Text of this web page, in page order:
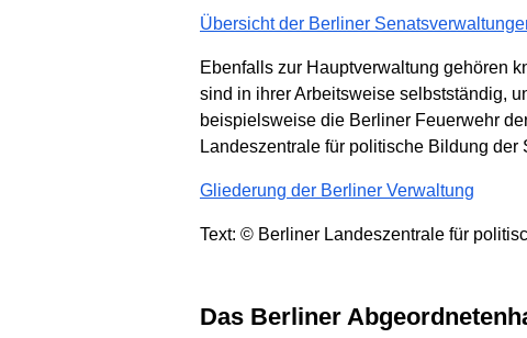
Übersicht der Berliner
Ebenfalls zur Hauptverwaltung gehören
sind in ihrer Arbeitsweise selbstständig,
beispielsweise die Berliner Feuerwehr
Landeszentrale für politische Bildung
Gliederung der Berliner Verwaltung
Text: © Berliner Landeszentrale für
Das Berliner